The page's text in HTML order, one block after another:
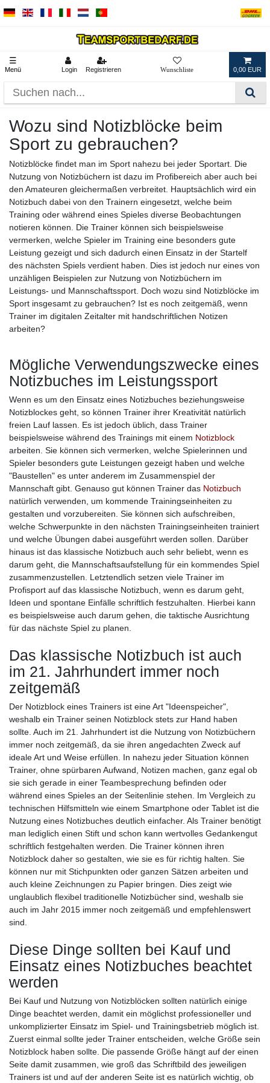
☰
Menü Login Registrieren 0,00 EUR
Wozu sind Notizblöcke beim
Sport zu gebrauchen?
Notizblöcke findet man im Sport nahezu bei jeder Sportart. Die
Nutzung von Notizbüchern ist dazu im Profibereich aber auch bei
den Amateuren gleichermaßen verbreitet. Hauptsächlich wird ein
Notizbuch dabei von den Trainern eingesetzt, welche beim
Training oder während eines Spieles diverse Beobachtungen
notieren können. Die Trainer können sich beispielsweise
vermerken, welche Spieler im Training eine besonders gute
Leistung gezeigt und sich dadurch einen Einsatz in der Startelf
des nächsten Spiels verdient haben. Dies ist jedoch nur eines von
unzähligen Beispielen zur Nutzung von Notizbüchern im
Leistungs- und Mannschaftssport. Doch wozu sind Notizblöcke im
Sport insgesamt zu gebrauchen? Ist es noch zeitgemäß, wenn
Trainer im digitalen Zeitalter mit handschriftlichen Notizen
arbeiten?
Mögliche Verwendungszwecke eines
Notizbuches im Leistungssport
Wenn es um den Einsatz eines Notizbuches beziehungsweise
Notizblockes geht, so können Trainer ihrer Kreativität natürlich
freien Lauf lassen. Es ist jedoch üblich, dass Trainer
beispielsweise während des Trainings mit einem Notizblock
arbeiten. Sie können sich vermerken, welche Spielerinnen und
Spieler besonders gute Leistungen gezeigt haben und welche
"Baustellen" es unter anderem im Zusammenspiel der
Mannschaft gibt. Genauso gut können Trainer das Notizbuch
natürlich verwenden, um kommende Trainingseinheiten zu
gestalten und vorzubereiten. Sie können sich aufschreiben,
welche Schwerpunkte in den nächsten Trainingseinheiten trainiert
und welche Übungen dabei ausgeführt werden sollen. Darüber
hinaus ist das klassische Notizbuch auch sehr beliebt, wenn es
darum geht, die Mannschaftsaufstellung für ein kommendes Spiel
zusammenzustellen. Letztendlich setzen viele Trainer im
Profisport auf das klassische Notizbuch, wenn es darum geht,
Ideen und spontane Einfälle schriftlich festzuhalten. Hierbei kann
es beispielsweise auch darum gehen, die taktische Ausrichtung
für das nächste Spiel zu planen.
Das klassische Notizbuch ist auch
im 21. Jahrhundert immer noch
zeitgemäß
Der Notizblock eines Trainers ist eine Art "Ideenspeicher",
weshalb ein Trainer seinen Notizblock stets zur Hand haben
sollte. Auch im 21. Jahrhundert ist die Nutzung von Notizbüchern
immer noch zeitgemäß, da sie ihren angedachten Zweck auf
ideale Art und Weise erfüllen. In nahezu jeder Situation können
Trainer, ohne spürbaren Aufwand, Notizen machen, ganz egal ob
sie sich gerade in einer Teambesprechung befinden oder
während eines Spieles an der Seitenlinie stehen. Im Vergleich zu
technischen Hilfsmitteln wie einem Smartphone oder Tablet ist die
Nutzung eines Notizbuches deutlich einfacher. Als Trainer benötigt
man lediglich einen Stift und schon kann wertvolles Gedankengut
schriftlich festgehalten werden. Die Trainer können ihren
Notizblock daher so gestalten, wie sie es für richtig halten. Sie
können nur mit Stichpunkten oder ganzen Sätzen arbeiten und
auch kleine Zeichnungen zu Papier bringen. Dies zeigt wie
unglaublich flexibel traditionelle Notizbücher sind, weshalb sie
auch im Jahr 2015 immer noch zeitgemäß und empfehlenswert
sind.
Diese Dinge sollten bei Kauf und
Einsatz eines Notizbuches beachtet
werden
Bei Kauf und Nutzung von Notizblöcken sollten natürlich einige
Dinge beachtet werden, damit ein möglichst professioneller und
unkomplizierter Einsatz im Spiel- und Trainingsbetrieb möglich ist.
Zuerst einmal sollte jeder Trainer entscheiden, welche Größe sein
Notizblock haben sollte. Die passende Größe hängt auf der einen
Seite damit zusammen, wie groß das Schriftbild des jeweiligen
Trainers ist und auf der anderen Seite ist es natürlich wichtig, ob